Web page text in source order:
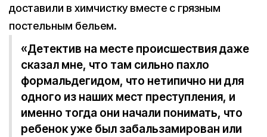
доставили в химчистку вместе с грязным
постельным бельем.
«Детектив на месте происшествия даже
сказал мне, что там сильно пахло
формальдегидом, что нетипично ни для
одного из наших мест преступления, и
именно тогда они начали понимать, что
ребенок уже был забальзамирован или